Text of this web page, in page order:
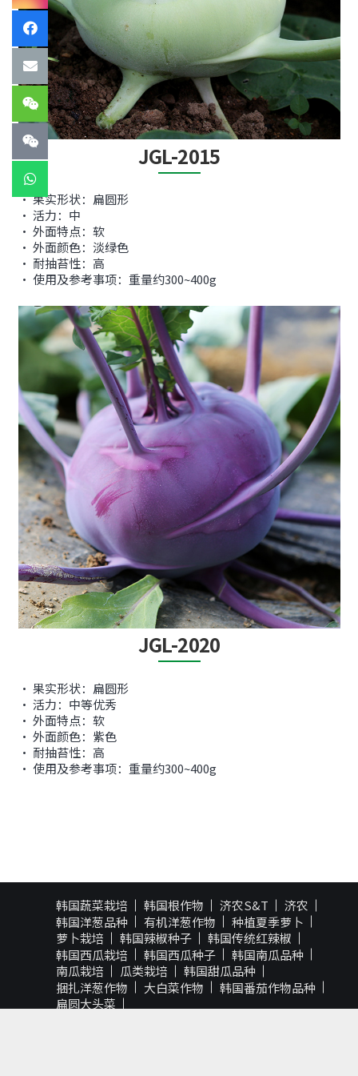
JGL-2015
• 果实形状：扁圆形
• 活力：中
• 外面特点：软
• 外面颜色：淡绿色
• 耐抽苔性：高
• 使用及参考事项：重量约300~400g
JGL-2020
• 果实形状：扁圆形
• 活力：中等优秀
• 外面特点：软
• 外面颜色：紫色
• 耐抽苔性：高
• 使用及参考事项：重量约300~400g
韩国蔬菜栽培 韩国根作物 济农S&T
济农
韩国洋葱品种
有机洋葱作物
种植夏季萝卜
萝卜栽培
韩国辣椒种子
韩国传统红辣椒
韩国西瓜栽培
韩国西瓜种子
韩国南瓜品种
南瓜栽培
瓜类栽培
韩国甜瓜品种
捆扎洋葱作物
大白菜作物
韩国番茄作物品种
扁圆大头菜